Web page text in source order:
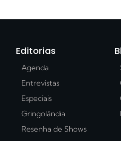
Editorias
Agenda
Entrevistas
Especiais
Gringolândia
Resenha de Shows